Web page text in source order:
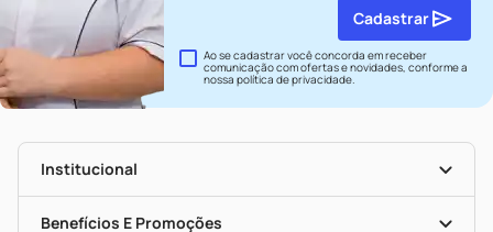
Ao se cadastrar você concorda em receber
comunicação com ofertas e novidades, conforme a
nossapolítica de privacidade.
Cadastrar
Institucional
História
Nossas Lojas
Benefícios E Promoções